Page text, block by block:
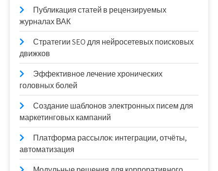
Публикация статей в рецензируемых
журналах ВАК
Стратегии SEO для нейросетевых поисковых
движков
Эффективное лечение хронических
головных болей
Создание шаблонов электронных писем для
маркетинговых кампаний
Платформа рассылок: интеграции, отчёты,
автоматизация